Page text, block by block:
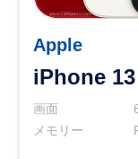
Apple
iPhone 13
画面
メモリー